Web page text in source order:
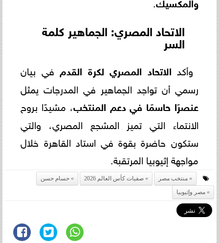
الاتحاد المصري: الجماهير كلمة
السر
وأكد الاتحاد المصري لكرة القدم في بيان
رسمي أن تواجد الجماهير في المدرجات يمثل
عنصرًا حاسمًا في دعم المنتخب، مشيدًا بروح
الانتماء التي تميز المشجع المصري، والتي
ستكون حاضرة بقوة في استاد القاهرة خلال
مواجهة إثيوبيا المرتقبة.
منتخب مصر صفيات كأس العالم 2026
حسام حسن
مصر وإثيوبيا